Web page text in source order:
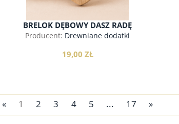
BRELOK DĘBOWY DASZ RADĘ
Producent: Drewniane dodatki
19,00 ZŁ
« 1 2 3 4 5 ... 17 »